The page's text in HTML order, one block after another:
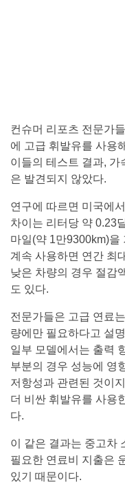
컨슈머 리포츠 전문가
에 고급 휘발유를 사용
이들의 테스트 결과, 가
은 발견되지 않았다.
연구에 따르면 미국에
차이는 리터당 약 0.23
마일(약 1만9300km)을
계속 사용하면 연간 최
낮은 차량의 경우 절감
도 있다.
전문가들은 고급 연료
량에만 필요하다고 설
일부 모델에서는 출력
부분의 경우 성능에 영
저항성과 관련된 것이
더 비싼 휘발유를 사용
다.
이 같은 결과는 중고차
필요한 연료비 지출은
있기 때문이다.